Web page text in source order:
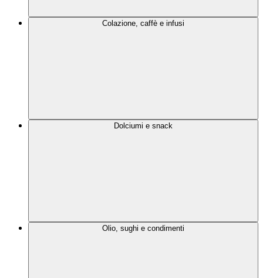
Colazione, caffè e infusi
Dolciumi e snack
Olio, sughi e condimenti